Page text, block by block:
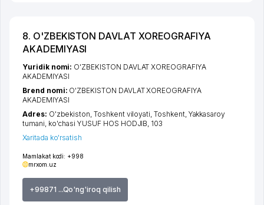
8. O'ZBEKISTON DAVLAT XOREOGRAFIYA
AKADEMIYASI
Mamlakat kodi: +998
mrxom.uz
+99871 ...Qo'ng'iroq qilish
Yuridik nomi: O'ZBEKISTON DAVLAT XOREOGRAFIYA
AKADEMIYASI
Brend nomi: O'ZBEKISTON DAVLAT XOREOGRAFIYA
AKADEMIYASI
Adres: O'zbekiston,Toshkent viloyati ,Toshkent, Yakkasaroy
tumani ko'chasi YUSUF HOS HODJIB , 103
Xaritada ko'rsatish